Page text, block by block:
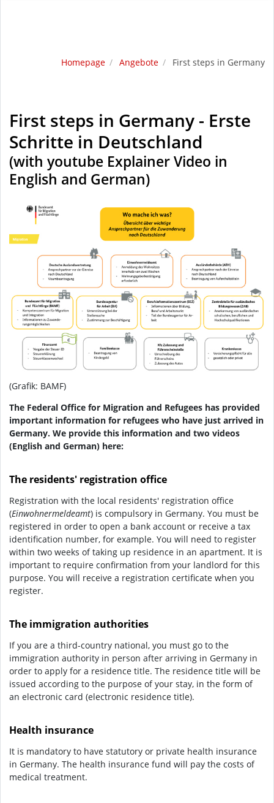
Homepage Angebote First steps in Germany
First steps in Germany - Erste
Schritte in Deutschland
(with youtube Explainer Video in
English and German)
(Grafik: BAMF)
The Federal Office for Migration and Refugees has provided
important information for refugees who have just arrived in
Germany. We provide this information and two videos
(English and German) here:
The residents' registration office
Registration with the local residents' registration office
(Einwohnermeldeamt) is compulsory in Germany. You must be
registered in order to open a bank account or receive a tax
identification number, for example. You will need to register
within two weeks of taking up residence in an apartment. It is
important to require confirmation from your landlord for this
purpose. You will receive a registration certificate when you
register.
The immigration authorities
If you are a third-country national, you must go to the
immigration authority in person after arriving in Germany in
order to apply for a residence title. The residence title will be
issued according to the purpose of your stay, in the form of
an electronic card (electronic residence title).
Health insurance
It is mandatory to have statutory or private health insurance
in Germany. The health insurance fund will pay the costs of
medical treatment.